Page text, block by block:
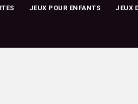
JEUX POUR ENFANTS JEUX